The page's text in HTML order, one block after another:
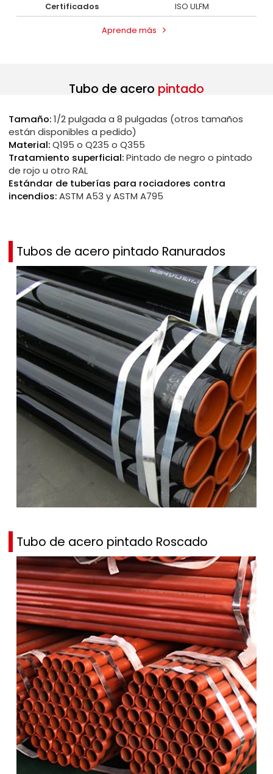
Certificados
ISO ULFM
Aprende más
Tubo de acero pintado
Tamaño:1/2 pulgada a 8 pulgadas (otros tamaños
están disponibles a pedido)
Material:Q195 o Q235 o Q355
Tratamiento superficial:Pintado de negro o pintado
de rojo u otro RAL
Estándar de tuberías para rociadores contra
incendios:ASTM A53 y ASTM A795
Tubos de acero pintado Ranurados
Tubo de acero pintado Roscado